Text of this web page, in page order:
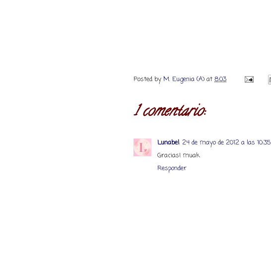
Posted by M. Eugenia (A) at 8:03
1 comentario:
Lunabel 24 de mayo de 2012 a las 10:35
Gracias! muak
Responder